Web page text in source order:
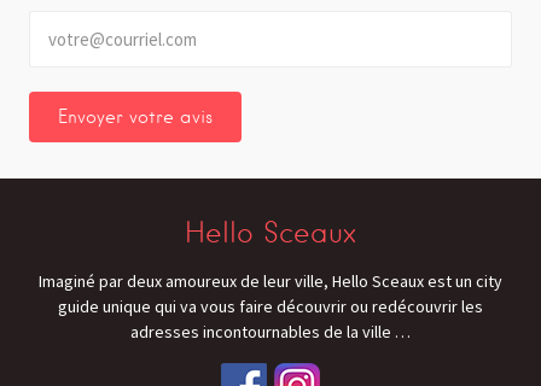
Hello Sceaux
Imaginé par deux amoureux de leur ville, Hello Sceaux est un city
guide unique qui va vous faire découvrir ou redécouvrir les
adresses incontournables de la ville …